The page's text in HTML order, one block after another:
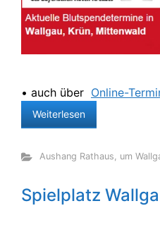
• auch über Online-
Weiterlesen
Aushang Rathaus, um
Spielplatz